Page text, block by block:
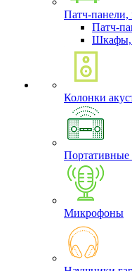
Патч-
Патч-
Шкафы,
Колонки
Портативные
Микрофоны